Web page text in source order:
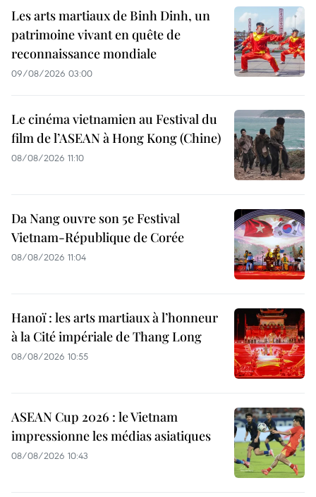
Les arts martiaux de Binh Dinh, un
patrimoine vivant en quête de
reconnaissance mondiale
09/08/2026 03:00
Le cinéma vietnamien au Festival du
film de l’ASEAN à Hong Kong (Chine)
08/08/2026 11:10
Da Nang ouvre son 5e Festival
Vietnam-République de Corée
08/08/2026 11:04
Hanoï : les arts martiaux à l’honneur
à la Cité impériale de Thang Long
08/08/2026 10:55
ASEAN Cup 2026 : le Vietnam
impressionne les médias asiatiques
08/08/2026 10:43